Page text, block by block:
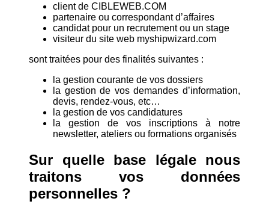
client de CIBLEWEB.COM
partenaire ou correspondant d’affaires
candidat pour un recrutement ou un stage
visiteur du site web myshipwizard.com
sont traitées pour des finalités suivantes :
la gestion courante de vos dossiers
la gestion de vos demandes d’information,
devis, rendez-vous, etc…
la gestion de vos candidatures
la gestion de vos inscriptions à notre
newsletter, ateliers ou formations organisés
Sur quelle base légale nous
traitons vos données
personnelles ?